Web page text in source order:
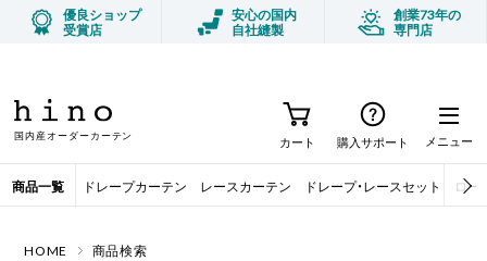
優良ショップ
受賞店
安心の国内
自社縫製
創業73年の
専門店
TOPICS 今月のオススメ商品 ハンギングバー
国内産オーダーカーテン カート 購入サポート
商品一覧 ドレープカーテン レースカーテン ドレープ・レースセット ロー
メニュー
HOME 商品検索